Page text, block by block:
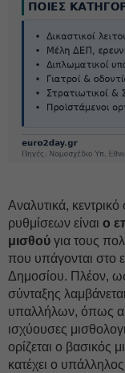
Αναλυτικά, κεντρικό
ρυθμίσεων είναι ο
μισθού για τους
που υπάγονται στο
Δημοσίου. Πλέον,
σύνταξης
υπαλλήλων, όπως
ισχύουσες
ορίζεται ο βασικός
κατέχει ο